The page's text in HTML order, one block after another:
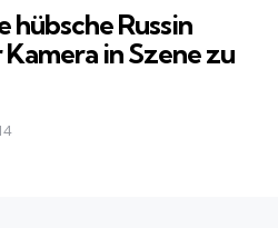
hübsche Russin
in Szene zu